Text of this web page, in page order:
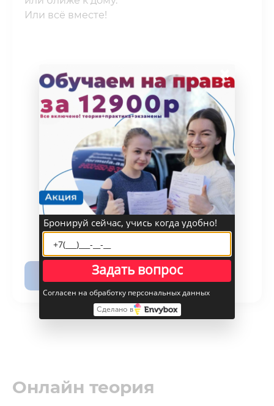
Или всё вместе!
Онлайн теория
×
Бронируй сейчас, учись когда удобно!
Задать вопрос
Согласен на обработку персональных данных
Сделано в